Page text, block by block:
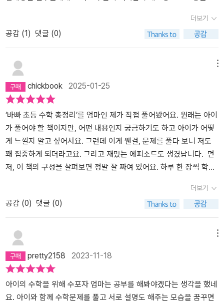
더보기
공감 (1 ) 댓글 (0)
chickbook 2025-01-25
‘바빠 초등 수학 총정리’를 엄마인 제가 직접 풀어봤어요. 원래는 아이
가 풀어야 할 책이지만, 어떤 내용인지 궁금하기도 하고 아이가 어떻
게 느낄지 알고 싶어서요. 그런데 이게 웬걸, 문제를 풀다 보니 저도
꽤 집중하게 되더라고요. 그리고 재밌는 에피소드도 생겼답니다. 먼
저, 이 책의 구성을 살펴보면 정말 잘 짜여 있어요. 하루 한 장씩 학습
내용이라 꽤 체계적이에요. 문제도 단순 반복이 아니라 개념 이해부
터 응용까지 고루 다루고 있어서 아이들이 지루해하지 않을 것 같았
어요. 제가 직접 문제를 풀어보니 초등학교 때 배웠던 내용을 다시 떠
올리게 되면서, 생각보다 '어, 이거 좀 헷갈리네?' 싶은 부분도 있더라
고요. 특히 분수와 소수, 비례식 같은 부분은 중학교 수학과도 연결되
는 중요한 개념들이라 저도 열심히 풀어봤어요. 그리고 이 책에서 정
말 좋았던 건, 문제를 다 푼 후에 아이가 직접 채점을 해줬다는 점이에
요. 제가 틀린 문제가 몇 개 있었는데요, 아이는 제가 틀렸다는 사실만
으로도 너무 좋아하더라고요! '엄마도 틀리네? 엄마도 공부 더 해야겠
더보기
공감 (0) 댓글 (0)
pretty2158 2023-11-18
아이의 수학을 위해 수포자 엄마는 공부를 해봐야겠다는 생각을 했네
요. 아이와 함께 수학문제를 풀고 서로 설명도 해주는 모습을 꿈꾸면